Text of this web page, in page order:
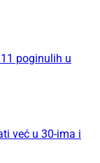
poginulih u
već u 30-ima i